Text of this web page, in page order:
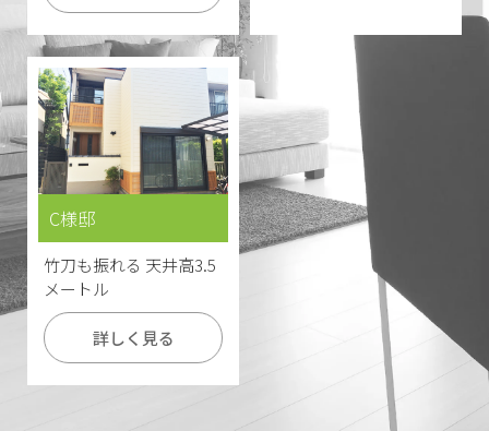
C様邸
竹刀も振れる 天井高3.5
メートル
詳しく見る